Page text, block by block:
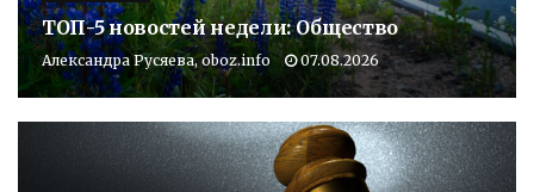
ТОП-5 новостей недели: Общество
Александра Русяева, oboz.info 07.08.2026